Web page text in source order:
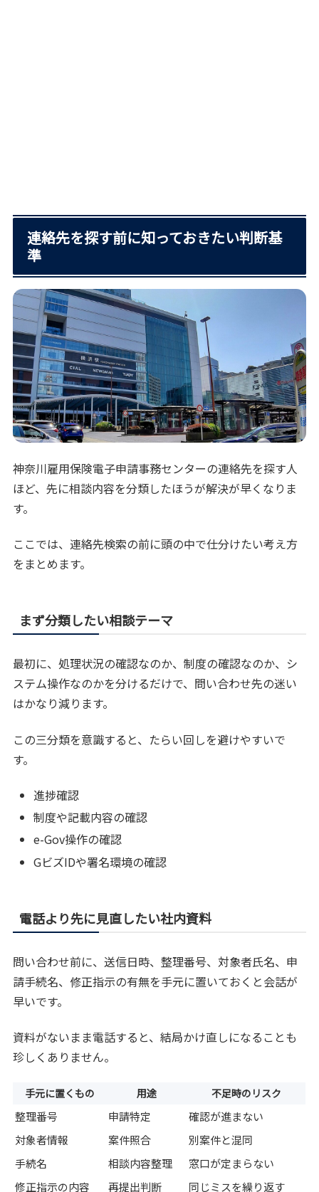
連絡先を探す前に知っておきたい判断基
準
神奈川雇用保険電子申請事務センターの連絡先を探す人
ほど、先に相談内容を分類したほうが解決が早くなりま
す。
ここでは、連絡先検索の前に頭の中で仕分けたい考え方
をまとめます。
まず分類したい相談テーマ
最初に、処理状況の確認なのか、制度の確認なのか、シ
ステム操作なのかを分けるだけで、問い合わせ先の迷い
はかなり減ります。
この三分類を意識すると、たらい回しを避けやすいで
す。
進捗確認
制度や記載内容の確認
e-Gov操作の確認
GビズIDや署名環境の確認
電話より先に見直したい社内資料
問い合わせ前に、送信日時、整理番号、対象者氏名、申
請手続名、修正指示の有無を手元に置いておくと会話が
早いです。
資料がないまま電話すると、結局かけ直しになることも
珍しくありません。
手元に置くもの 用途 不足時のリスク
整理番号 申請特定
確認が進まない
対象者情報
案件照合
別案件と混同
手続名
相談内容整理
窓口が定まらない
修正指示の内容
再提出判断 同じミスを繰り返す